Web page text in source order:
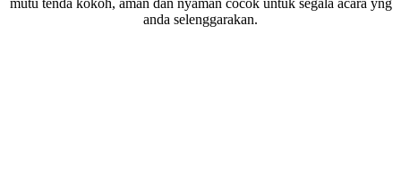
anda selenggarakan.